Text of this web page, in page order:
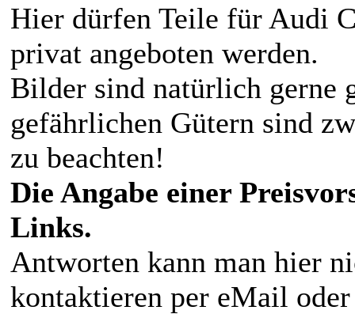
Hier dürfen Teile für Audi
privat angeboten werden.
Bilder sind natürlich gerne
gefährlichen Gütern sind
zu beachten!
Die Angabe einer
Links.
Antworten kann man hier
kontaktieren per eMail